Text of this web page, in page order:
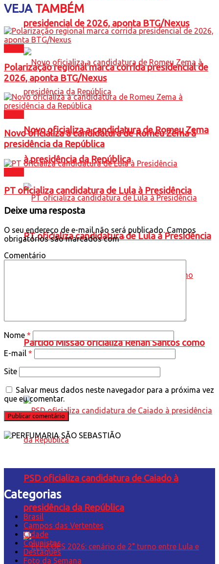
presidencial de 2026, aponta BTG/Nexus
Novo oficializa a candidatura de Romeu Zema
à presidência da República
PT oficializa candidatura de Lula à Presidência
Partido Missão oficializa Renan Santos como
PSD oficializa candidatura de Caiado à
presidência da República
VEJATAMBÉM
Polarização regional marca corrida presidencial de
2026, aponta BTG/Nexus
Novo oficializa a candidatura de Romeu Zema à
presidência da República
PT oficializa candidatura de Lula à Presidência
Deixe uma resposta
O seu endereço de e-mail não será publicado. Campos
obrigatórios são marcados com*
Comentário
Nome *
E-mail *
Site
Salvar meus dados neste navegador para a próxima vez
que eu comentar.
Categorias
Brasil
Campos das Vertentes
Cidade
Colunistas
Destaques
Foto da Semana